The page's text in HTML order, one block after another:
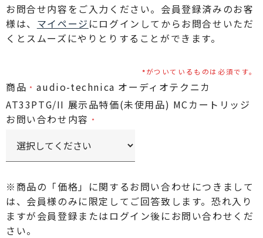
お問合せ内容をご入力ください。会員登録済みのお客
様は、 マイページ にログインしてからお問合せいただ
くとスムーズにやりとりすることができます。
がついているものは必須です。
商品
audio-technica オーディオテクニカ
AT33PTG/II 展示品特価(未使用品) MCカートリッジ
お問い合わせ内容
※商品の「価格」に関するお問い合わせにつきまして
は、会員様のみに限定してご回答致します。恐れ入り
ますが会員登録またはログイン後にお問い合わせくだ
さい。